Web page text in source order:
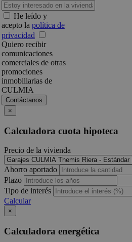
He leído y
acepto la política de
privacidad
Quiero recibir
comunicaciones
comerciales de otras
promociones
inmobiliarias de
CULMIA
×
Calculadora cuota hipoteca
Precio de la vivienda
Ahorro aportado
Plazo
Tipo de interés
Calcular
×
Calculadora energética